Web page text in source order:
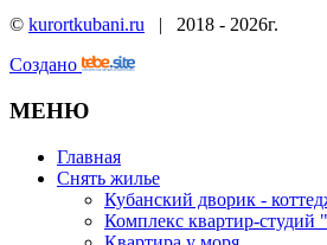
© kurortkubani.ru
2018 - 2026г.
Создано
МЕНЮ
Главная
Снять жилье
Кубанский дворик -
Комплекс квартир-